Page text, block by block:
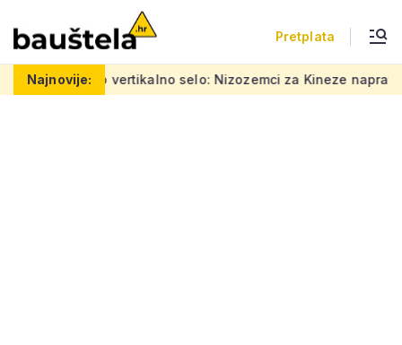
Pretplata
Najnovije:
Šareno vertikalno selo: Nizozemci za Kineze napravili